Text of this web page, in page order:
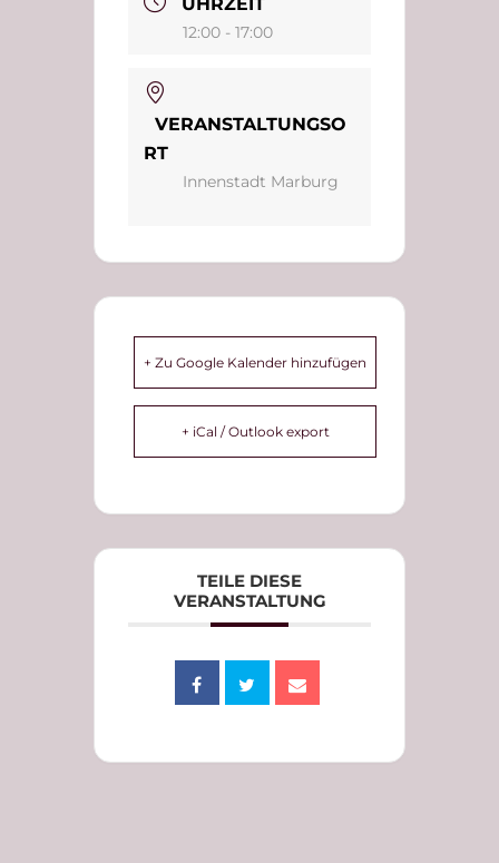
12:00 - 17:00
VERANSTALTUNGSO
RT
Innenstadt Marburg
+ Zu Google Kalender hinzufügen
+ iCal / Outlook export
TEILE DIESE
VERANSTALTUNG